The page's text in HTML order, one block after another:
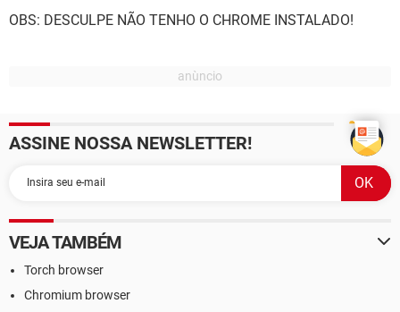
OBS: DESCULPE NÃO TENHO O CHROME INSTALADO!
ASSINE NOSSA NEWSLETTER!
VEJA TAMBÉM
Torch browser
Chromium browser